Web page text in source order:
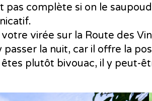
pas complète si on le
virée sur la Route des
passer la nuit, car il offre la
êtes plutôt bivouac, il y peut-